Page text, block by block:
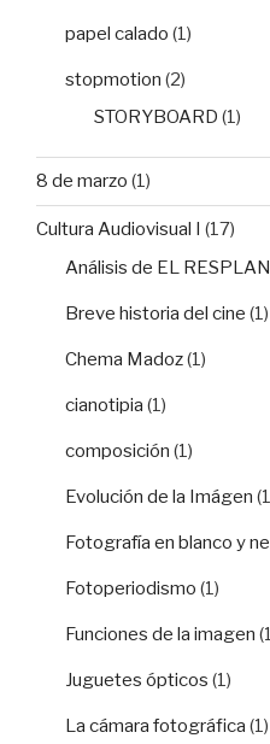
papel calado (1)
stopmotion (2)
STORYBOARD (1)
8 de marzo (1)
Cultura Audiovisual I (17)
Análisis de EL
Breve historia del cine (1)
Chema Madoz(1)
cianotipia (1)
composición (1)
Evolución de la Imágen
Fotografía en blanco y
Fotoperiodismo (1)
Funciones de la imagen
Juguetes ópticos (1)
La cámara fotográfica (1)